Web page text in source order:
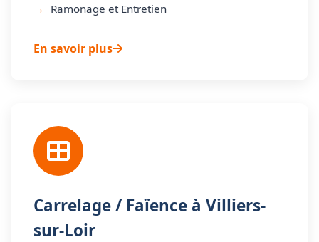
Ramonage et Entretien
En savoir plus
Carrelage / Faïence à Villiers-
sur-Loir